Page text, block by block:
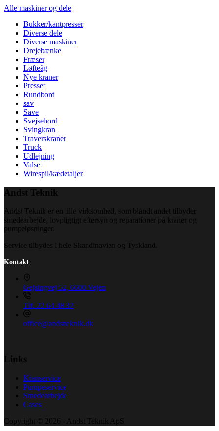
Alle maskiner og dele
Bukker/kantpresser
Diverse dele
Diverse maskiner
Drejebænke
Fræser
Løfteåg
Nye kraner
Presser
Rundbord
sav
Save
Svejsebord
Svingkran
Traverskraner
Truck
Udlejning
Valse
Wirespil/kædetaljer
Andst Teknik
Andst Teknik er en lille virksomhed, som blandt andet tilbyder
smedearbejde, lovpligtigt eftersyn og reparationer på kraner og
pumpeløsninger.
Service tilbydes i hele Skandinavien og Tyskland.
Kontakt
Gejsingvej 52, 6600 Vejen
Tlf. 22 64 48 32
office@andstteknik.dk
Links
Kranservice
Pumpeservice
Smedearbejde
Cases
Copyright © 2026 - Andst Teknik ApS